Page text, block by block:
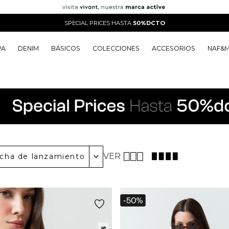
SPECIAL PRICES HASTA 50%DCTO
DENIM BÁSICOS COLECCIONES ACCESORIOS
de lanzamiento VER